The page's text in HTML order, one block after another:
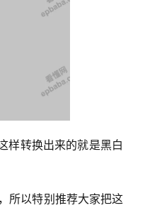
样转换出来的就是黑白
所以特别推荐大家把这